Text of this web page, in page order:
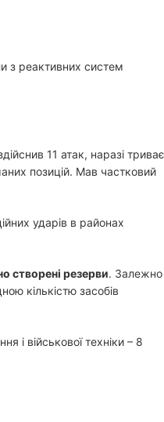
з реактивних систем
11 атак, наразі триває
позицій. Мав частковий
ударів в районах
створені резерви. Залежно
кількістю засобів
і військової техніки – 8